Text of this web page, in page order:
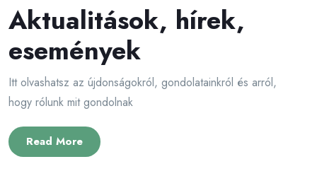
Aktualitások, hírek,
események
Itt olvashatsz az újdonságokról, gondolatainkról és arról,
hogy rólunk mit gondolnak
Read More